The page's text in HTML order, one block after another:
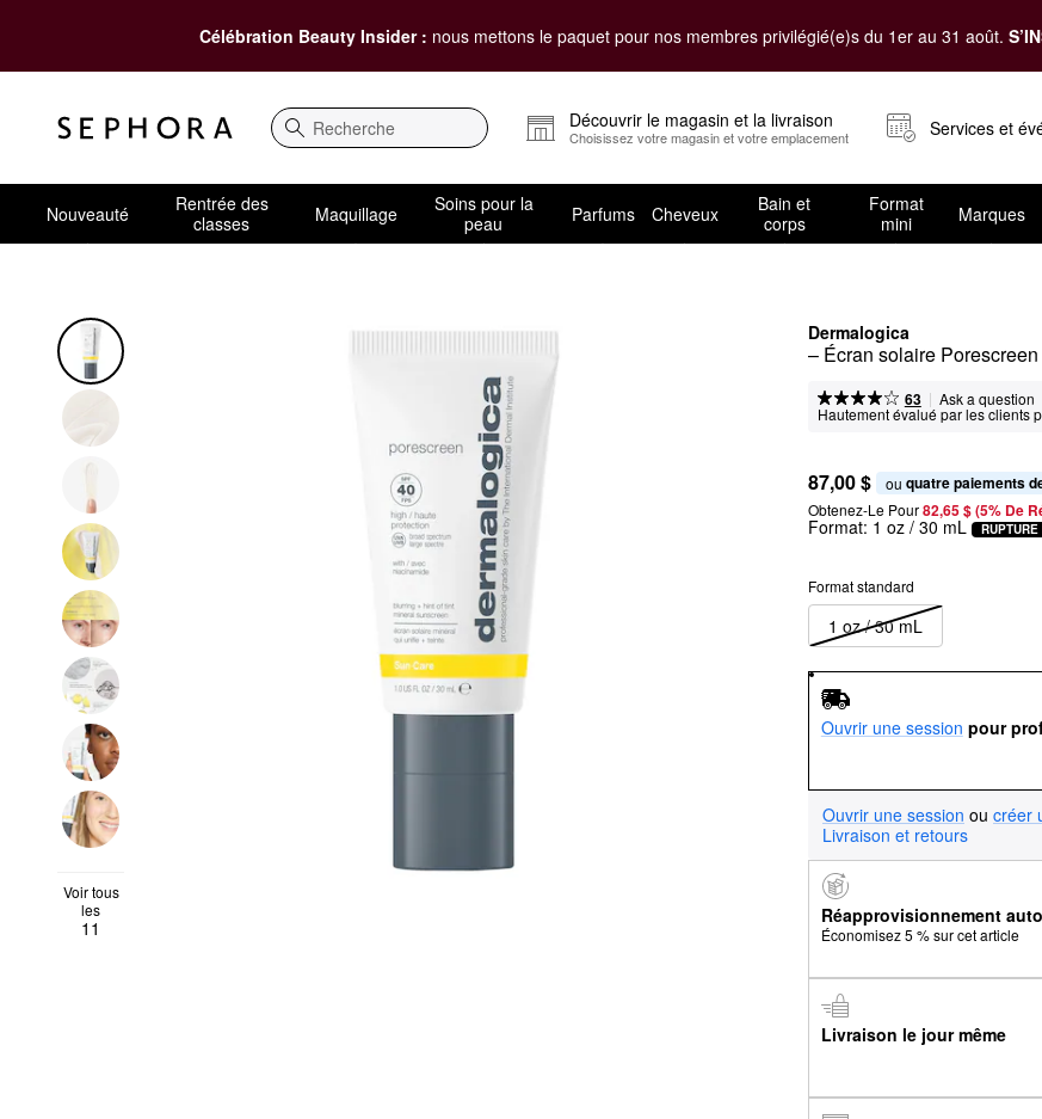
Célébration Beauty Insider : nous mettons le paquet pour nos membres privilégié(e)s du 1er au 31 août.
Recherche
Découvrir le magasin et la livraison
Choisissez votre magasin et votre emplacement Services et
Nouveauté
Rentrée des
classes
Maquillage
Soins pour la
peau
Parfums Cheveux
Bain et
corps
Format
mini
Marques
Dermalogica
– Écran solaire Porescreen
63 | Ask a question
Hautement évalué par les clients
Voir tous
les
11
87,00 $ ou quatre paiements
Obtenez-Le Pour82,65 $ (5% De
Format: 1 oz / 30 mL
Format standard
1 oz / 30 mL
Ouvrir une session pour
Ouvrir une session ou créer
Livraison et retours
Réapprovisionnement
Économisez 5 % sur cet article
Livraison le jour même